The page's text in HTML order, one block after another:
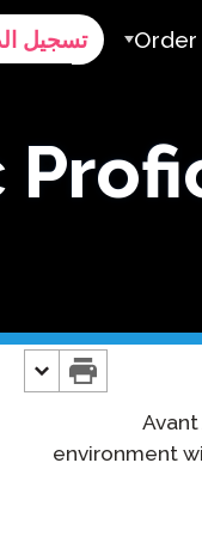
Order
سعر
تسجيل
environment